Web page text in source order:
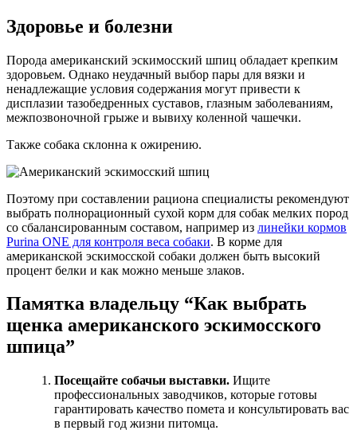
Здоровье и болезни
Порода американский эскимосский шпиц обладает крепким
здоровьем. Однако неудачный выбор пары для вязки и
ненадлежащие условия содержания могут привести к
дисплазии тазобедренных суставов, глазным заболеваниям,
межпозвоночной грыже и вывиху коленной чашечки.
Также собака склонна к ожирению.
Поэтому при составлении рациона специалисты рекомендуют
выбрать полнорационный сухой корм для собак мелких пород
со сбалансированным составом, например из линейки кормов
Purina ONE для контроля веса собаки. В корме для
американской эскимосской собаки должен быть высокий
процент белки и как можно меньше злаков.
Памятка владельцу “Как выбрать
щенка американского эскимосского
шпица”
Посещайте собачьи выставки. Ищите
профессиональных заводчиков, которые готовы
гарантировать качество помета и консультировать вас
в первый год жизни питомца.